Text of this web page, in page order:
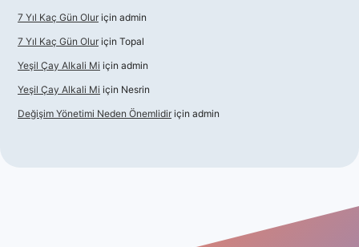
7 Yıl Kaç Gün Olur için admin
7 Yıl Kaç Gün Olur için Topal
Yeşil Çay Alkali Mi için admin
Yeşil Çay Alkali Mi için Nesrin
Değişim Yönetimi Neden Önemlidir için admin